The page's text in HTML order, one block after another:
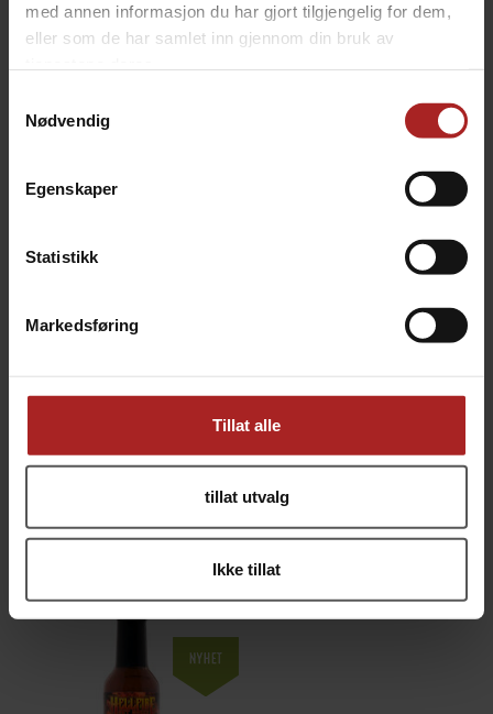
med annen informasjon du har gjort tilgjengelig for dem,
eller som de har samlet inn gjennom din bruk av
Nødvendig
Egenskaper
Statistikk
Markedsføring
Tillat alle
tillat utvalg
Ikke tillat
Anbefales til alt fra pizza til iskrem!
ananas, destillert eddik, pære, papaya,
rent rørsukker, rød 7-pot primo pepper, fatalli pepper,
Chili-type
7-Pot Primo
Fatalini
ALTERNATIVER